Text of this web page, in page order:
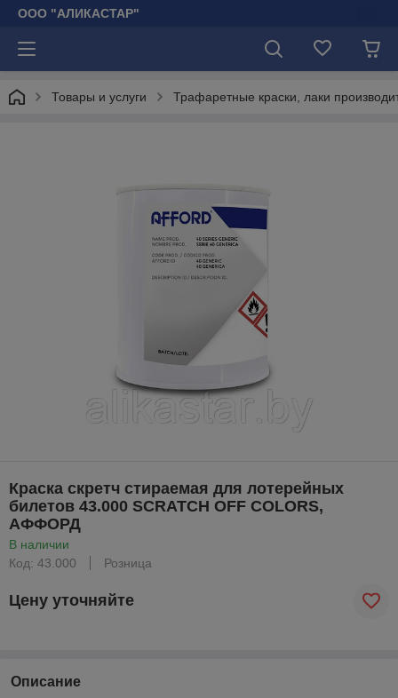
ООО "АЛИКАСТАР"
Товары и услуги Трафаретные краски, лаки
Краска скретч стираемая для лотерейных
билетов 43.000 SCRATCH OFF COLORS,
АФФОРД
В наличии
Код: 43.000
Розница
Цену уточняйте
Описание